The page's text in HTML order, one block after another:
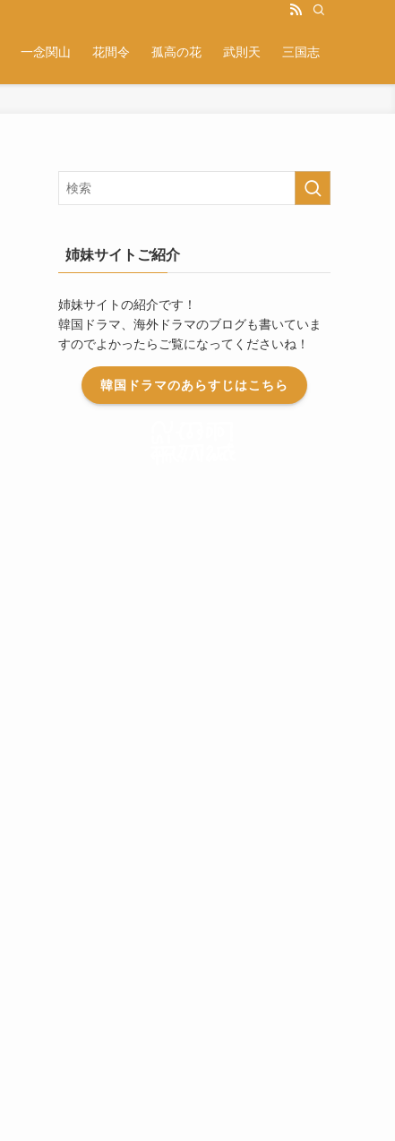
一念関山 花間令 孤高の花 武則天 三国志
姉妹サイトご紹介
姉妹サイトの紹介です！
韓国ドラマ、海外ドラマのブログも書いていま
すのでよかったらご覧になってくださいね！
韓国ドラマのあらすじはこちら